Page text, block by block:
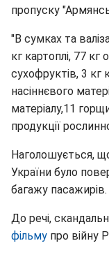
пропуску
"В сумках та
кг картоплі, 77 кг
сухофруктів, 3 кг
насіннєвого
матеріалу,11
продукції
Наголошується,
України було
багажу пасажирів.
До речі,
фільму про війну